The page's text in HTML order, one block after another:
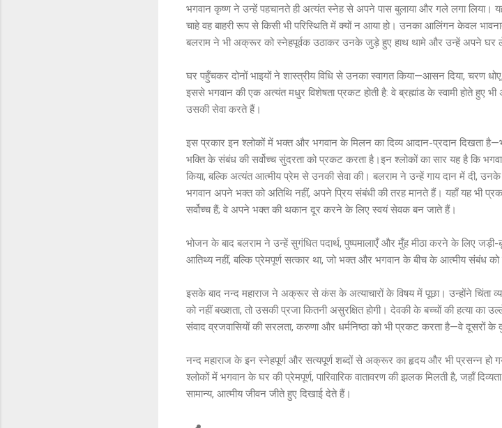
भगवान कृष्ण ने उन्हें पहचानते ही अत्यंत स्नेह से अपने पास बुलाया और गले लगा लिया।
चाहे वह बाहरी रूप से किसी भी परिस्थिति में क्यों न आया हो। उनका आलिंगन केवल
बलराम ने भी अक्रूर को स्नेहपूर्वक उठाकर उनके जुड़े हुए हाथ थामे और उन्हें अपने घर
घर पहुँचकर दोनों भाइयों ने शास्त्रीय विधि से उनका स्वागत किया—आसन दिया, चरण
इससे भगवान की एक अत्यंत मधुर विशेषता प्रकट होती है: वे ब्रह्मांड के स्वामी होते हुए
उसकी सेवा करते हैं।
इस प्रकार इन श्लोकों में भक्त और भगवान के मिलन का दिव्य आदान-प्रदान दिखता
भक्ति के संबंध की सर्वोच्च सुंदरता को प्रकट करता है।इन श्लोकों का सार यह है कि
किया, बल्कि अत्यंत आत्मीय प्रेम से उनकी सेवा की। बलराम ने उन्हें गाय दान में दी, उनके
भगवान अपने भक्त को अतिथि नहीं, अपने प्रिय संबंधी की तरह मानते हैं। यहाँ यह भी
सर्वोच्च हैं; वे अपने भक्त की थकान दूर करने के लिए स्वयं सेवक बन जाते हैं।
भोजन के बाद बलराम ने उन्हें सुगंधित पदार्थ, पुष्पमालाएँ और मुँह मीठा करने के लिए
आतिथ्य नहीं, बल्कि प्रेमपूर्ण सत्कार था, जो भक्त और भगवान के बीच के आत्मीय संबंध को
इसके बाद नन्द महाराज ने अक्रूर से कंस के अत्याचारों के विषय में पूछा। उन्होंने चिंता
को नहीं बख्शता, तो उसकी प्रजा कितनी असुरक्षित होगी। देवकी के बच्चों की हत्या
संवाद व्रजवासियों की सरलता, करुणा और धर्मनिष्ठा को भी प्रकट करता है—वे
नन्द महाराज के इन स्नेहपूर्ण और सत्यपूर्ण शब्दों से अक्रूर का हृदय और भी प्रसन्न हो
श्लोकों में भगवान के घर की प्रेमपूर्ण, पारिवारिक वातावरण की झलक मिलती है, जहाँ
सामान्य, आत्मीय जीवन जीते हुए दिखाई देते हैं।